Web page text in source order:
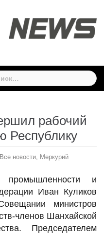
рабочий
Республику
Все новости, Меркурий
промышленности и
Иван Куликов
министров
членов Шанхайской
Председателем